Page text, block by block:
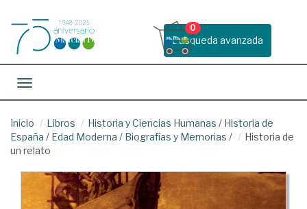
Busqueda avanzada
0
Toggle navigation
Inicio Libros Historia y Ciencias Humanas / Historia de
España / Edad Moderna / Biografías y Memorias /
Historia de
un relato